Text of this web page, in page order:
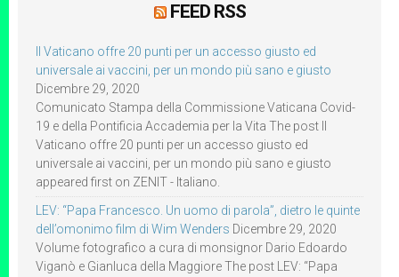
FEED RSS
Il Vaticano offre 20 punti per un accesso giusto ed
universale ai vaccini, per un mondo più sano e giusto
Dicembre 29, 2020
Comunicato Stampa della Commissione Vaticana Covid-
19 e della Pontificia Accademia per la Vita The post Il
Vaticano offre 20 punti per un accesso giusto ed
universale ai vaccini, per un mondo più sano e giusto
appeared first on ZENIT - Italiano.
LEV: “Papa Francesco. Un uomo di parola”, dietro le quinte
dell’omonimo film di Wim Wenders Dicembre 29, 2020
Volume fotografico a cura di monsignor Dario Edoardo
Viganò e Gianluca della Maggiore The post LEV: “Papa